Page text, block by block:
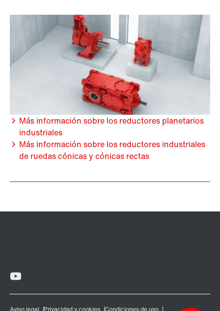
Más información sobre los reductores planetarios
industriales
Más información sobre los reductores industriales
de ruedas cónicas y cónicas rectas